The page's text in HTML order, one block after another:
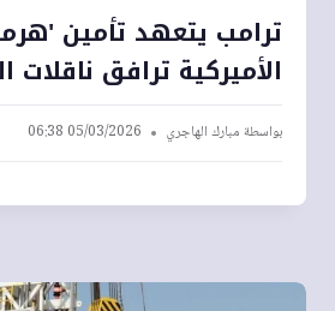
ترامب يتعهد تأمين
الأميركية ترافق ناقلات
بواسطةمبارك الهاجري 05/03/2026 06:38